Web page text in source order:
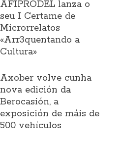
AFIPRODEL lanza o
seu I Certame de
Microrrelatos
«Arr3quentando a
Cultura»
Axober volve cunha
nova edición da
Berocasión, a
exposición de máis de
500 vehículos